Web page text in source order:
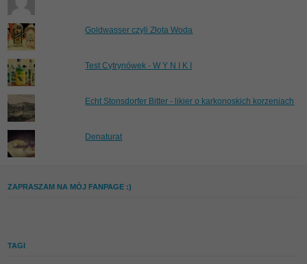
Goldwasser czyli Złota Woda
Test Cytrynówek - W Y N I K I
Echt Stonsdorfer Bitter - likier o karkonoskich korzeniach
Denaturat
ZAPRASZAM NA MÓJ FANPAGE :)
TAGI